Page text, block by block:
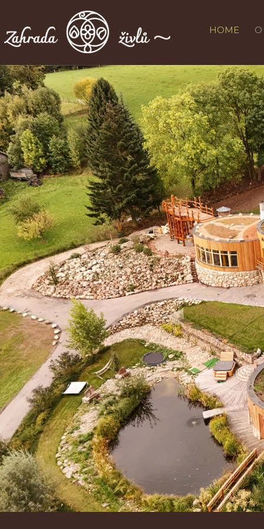
HOME
Ubytujte